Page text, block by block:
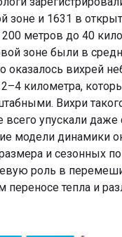
зоне и 1631 в
200 метров до 40
зоне были в
оказалось вихрей
километра,
Вихри
упускали
модели динамики
и сезонных
роль в
переносе тепла и